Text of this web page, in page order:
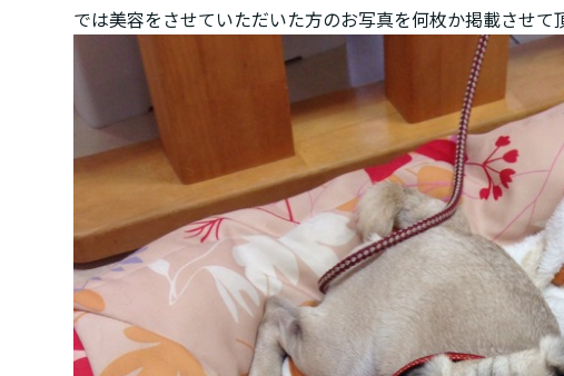
では美容をさせていただいた方のお写真を何枚か掲載させて